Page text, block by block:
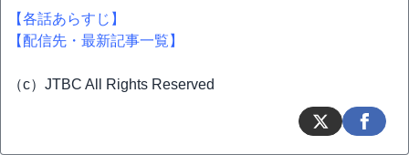
【各話あらすじ】
【配信先・最新記事一覧】
（c）JTBC All Rights Reserved